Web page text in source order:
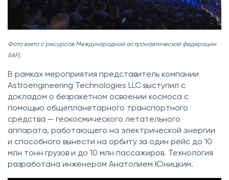
Фото взято с ресурсов Международной астронавтической федерации
(IAF).
В рамках мероприятия представитель компании
Astroengineering Technologies LLC выступил с
докладом о безракетном освоении космоса с
помощью общепланетарного транспортного
средства — геокосмического летательного
аппарата, работающего на электрической энергии
и способного вынести на орбиту за один рейс до 10
млн тонн грузов и до 10 млн пассажиров. Технология
разработана инженером Анатолием Юницким.